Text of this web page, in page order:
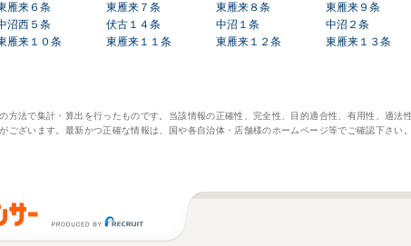
雁来６条 東雁来７条 東雁来８条 東雁来９条
沼西５条 伏古１４条 中沼１条 中沼２条
雁来１０条 東雁来１１条 東雁来１２条 東雁来１３条
方法で集計・算出を行ったものです。当該情報の正確性、完全性、目的適合性、有用性、適
ございます。最新かつ正確な情報は、国や各自治体・店舗様のホームページ等でご確認下さい。